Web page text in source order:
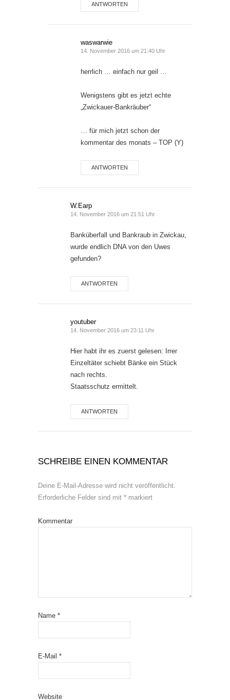
ANTWORTEN
waswarwie
14. November 2016 um 21:40 Uhr
herrlich … einfach nur geil …
Wenigstens gibt es jetzt echte
„Zwickauer-Bankräuber“
… für mich jetzt schon der
kommentar des monats – TOP (Y)
ANTWORTEN
W.Earp
14. November 2016 um 21:51 Uhr
Banküberfall und Bankraub in Zwickau,
wurde endlich DNA von den Uwes
gefunden?
ANTWORTEN
youtuber
14. November 2016 um 23:11 Uhr
Hier habt ihr es zuerst gelesen: Irrer
Einzeltäter schiebt Bänke ein Stück
nach rechts.
Staatsschutz ermittelt.
ANTWORTEN
SCHREIBE EINEN KOMMENTAR
Deine E-Mail-Adresse wird nicht veröffentlicht.
Erforderliche Felder sind mit * markiert
Kommentar
Name *
E-Mail *
Website